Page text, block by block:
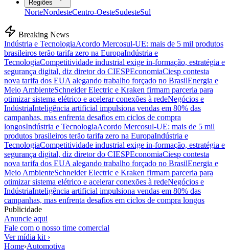
Regiões
NorteNordesteCentro-OesteSudesteSul
Breaking News
Indústria e TecnologiaAcordo Mercosul-UE: mais de 5 mil produtos
brasileiros terão tarifa zero na EuropaIndústria e
TecnologiaCompetitividade industrial exige in-formação, estratégia e
segurança digital, diz diretor do CIESPEconomiaCiesp contesta
nova tarifa dos EUA alegando trabalho forçado no BrasilEnergia e
Meio AmbienteSchneider Electric e Kraken firmam parceria para
otimizar sistema elétrico e acelerar conexões à redeNegócios e
IndústriaInteligência artificial impulsiona vendas em 80% das
campanhas, mas enfrenta desafios em ciclos de compra
longosIndústria e TecnologiaAcordo Mercosul-UE: mais de 5 mil
produtos brasileiros terão tarifa zero na EuropaIndústria e
TecnologiaCompetitividade industrial exige in-formação, estratégia e
segurança digital, diz diretor do CIESPEconomiaCiesp contesta
nova tarifa dos EUA alegando trabalho forçado no BrasilEnergia e
Meio AmbienteSchneider Electric e Kraken firmam parceria para
otimizar sistema elétrico e acelerar conexões à redeNegócios e
IndústriaInteligência artificial impulsiona vendas em 80% das
campanhas, mas enfrenta desafios em ciclos de compra longos
Publicidade
Anuncie aqui
Fale com o nosso time comercial
Ver mídia kit ›
Home›Automotiva